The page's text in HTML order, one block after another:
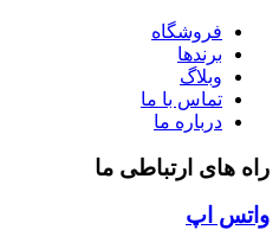
فروشگاه
برندها
وبلاگ
تماس با ما
درباره ما
راه های ارتباطی ما
واتس اپ